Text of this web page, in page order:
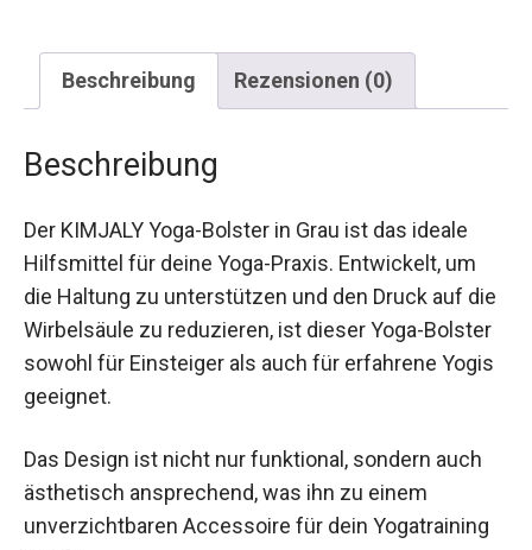
Beschreibung Rezensionen (0)
Beschreibung
Der KIMJALY Yoga-Bolster in Grau ist das ideale
Hilfsmittel für deine Yoga-Praxis. Entwickelt, um
die Haltung zu unterstützen und den Druck auf
die Wirbelsäule zu reduzieren, ist dieser Yoga-
Bolster sowohl für Einsteiger als auch für
erfahrene Yogis geeignet.
Das Design ist nicht nur funktional, sondern auch
ästhetisch ansprechend, was ihn zu einem
unverzichtbaren Accessoire für dein Yogatraining